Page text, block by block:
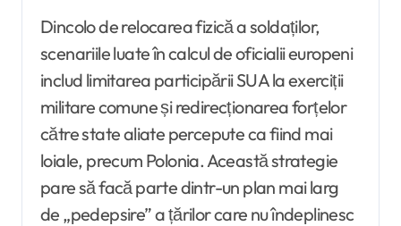
Dincolo de relocarea fizică a soldaților,
scenariile luate în calcul de oficialii europeni
includ limitarea participării SUA la exerciții
militare comune și redirecționarea forțelor
către state aliate percepute ca fiind mai
loiale, precum Polonia. Această strategie
pare să facă parte dintr-un plan mai larg
de „pedepsire” a țărilor care nu îndeplinesc